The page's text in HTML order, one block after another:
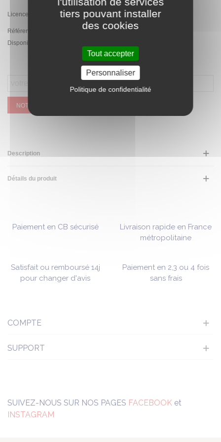
Licence officielle Mercedes
Référence:
PA.HL289.EXL.BIA
Disponibilité :
NOTIFIEZ MOI QUAND CE SERA DISPONIBLE
Description
Détails du produit
Paiement en CB sécurisé
Livraison rapide en France
métropolitaine
Satisfait ou remboursé 14j
pour changer d'avis
Paiement en 2,3 ou 4 fois
sans frais
SUIVEZ-NOUS SUR NOS PAGES FACEBOOK et
INSTAGRAM
COMPTE
SUPPORT
tiers pouvant installer
des cookies
Tout accepter
Personnaliser
Politique de confidentialité